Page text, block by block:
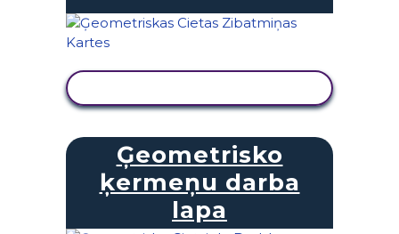
Ģeometrisko
ķermeņu darba
lapa